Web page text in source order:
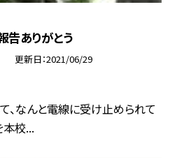
ありがとう
更新日 2021/06/29
、なんと電線に受け止められて
本校...